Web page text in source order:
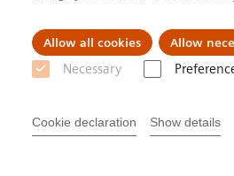
Allow all cookies Allow
Necessary
Cookie declaration Show details
Domaines cliniques
Summit 2026